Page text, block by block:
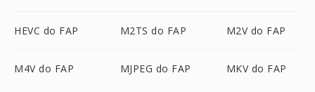
HEVC do FAP M2TS do FAP M2V do FAP
M4V do FAP MJPEG do FAP MKV do FAP